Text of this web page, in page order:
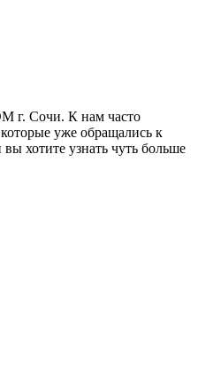
г. Сочи. К нам часто
уже обращались к
хотите узнать чуть больше